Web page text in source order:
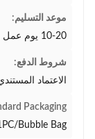
موعد التسليم:
10-20 يوم عمل
شروط الدفع:
الاعتماد
Packaging:
Bubble Bag